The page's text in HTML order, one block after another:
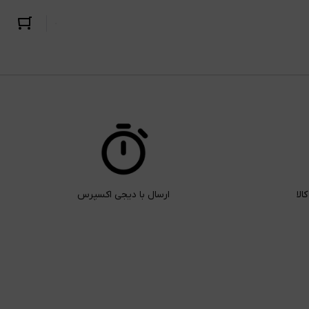
ارسال با دیجی اکسپرس